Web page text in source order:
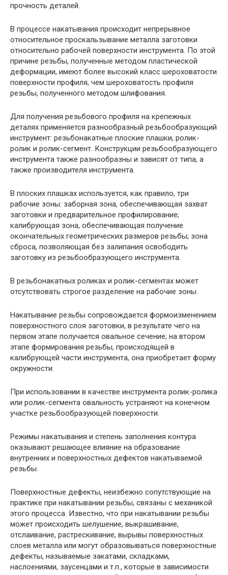
прочность деталей.
В процессе накатывания происходит непрерывное
относительное проскальзывание металла заготовки
относительно рабочей поверхности инструмента. По этой
причине резьбы, полученные методом пластической
деформации, имеют более высокий класс шероховатости
поверхности профиля, чем шероховатость профиля
резьбы, полученного методом шлифования.
Для получения резьбового профиля на крепежных
деталях применяется разнообразный резьбообразующий
инструмент: резьбонакатные плоские плашки, ролик-
ролик и ролик-сегмент. Конструкции резьбообразующего
инструмента также разнообразны и зависят от типа, а
также производителя инструмента.
В плоских плашках используется, как правило, три
рабочие зоны: заборная зона, обеспечивающая захват
заготовки и предварительное профилирование;
калибрующая зона, обеспечивающая получение
окончательных геометрических размеров резьбы; зона
сброса, позволяющая без залипания освободить
заготовку из резьбообразующего инструмента.
В резьбонакатных роликах и ролик-сегментах может
отсутствовать строгое разделение на рабочие зоны.
Накатывание резьбы сопровождается формоизменением
поверхностного слоя заготовки, в результате чего на
первом этапе получается овальное сечение; на втором
этапе формирования резьбы, происходящей в
калибрующей части инструмента, она приобретает форму
окружности.
При использовании в качестве инструмента ролик-ролика
или ролик-сегмента овальность устраняют на конечном
участке резьбообразующей поверхности.
Режимы накатывания и степень заполнения контура
оказывают решающее влияние на образование
внутренних и поверхностных дефектов накатываемой
резьбы.
Поверхностные дефекты, неизбежно сопутствующие на
практике при накатывании резьбы, связаны с механикой
этого процесса. Известно, что при накатывании резьбы
может происходить шелушение, выкрашивание,
отслаивание, растрескивание, вырывы поверхностных
слоев металла или могут образовываться поверхностные
дефекты, называемые закатами, складками,
наслоениями, заусенцами и т.п., которые в зависимости